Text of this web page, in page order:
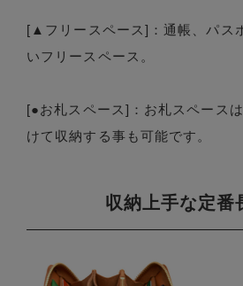
[▲フリースペース]：通帳、パス
いフリースペース。
[●お札スペース]：お札スペース
けて収納する事も可能です。
収納上手な定番